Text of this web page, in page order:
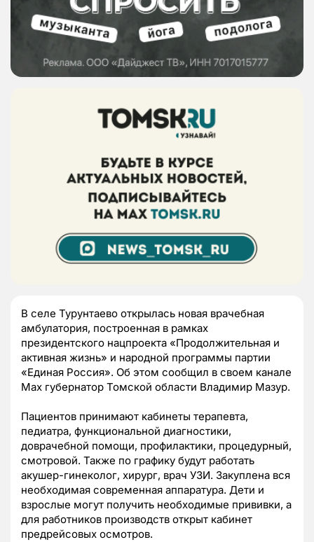
В селе Турунтаево открылась новая врачебная
амбулатория, построенная в рамках
президентского нацпроекта «Продолжительная и
активная жизнь» и народной программы партии
«Единая Россия». Об этом сообщил в своем канале
Max губернатор Томской области Владимир Мазур.
Пациентов принимают кабинеты терапевта,
педиатра, функциональной диагностики,
доврачебной помощи, профилактики, процедурный,
смотровой. Также по графику будут работать
акушер-гинеколог, хирург, врач УЗИ. Закуплена вся
необходимая современная аппаратура. Дети и
взрослые могут получить необходимые прививки, а
для работников производств открыт кабинет
предрейсовых осмотров.